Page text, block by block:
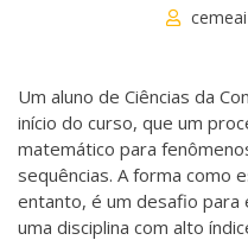
cemeai
Um aluno de Ciências da
início do curso, que um
matemático para
sequências. A forma como
entanto, é um desafio
uma disciplina com alto